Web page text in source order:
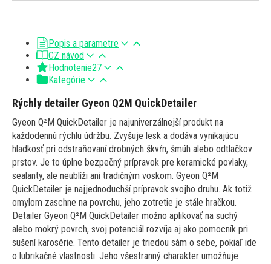
Popis a parametre
CZ návod
Hodnotenie27
Kategórie
Rýchly detailer Gyeon Q2M QuickDetailer
Gyeon Q²M QuickDetailer je najuniverzálnejší produkt na
každodennú rýchlu údržbu. Zvyšuje lesk a dodáva vynikajúcu
hladkosť pri odstraňovaní drobných škvŕn, šmúh alebo odtlačkov
prstov. Je to úplne bezpečný prípravok pre keramické povlaky,
sealanty, ale neublíži ani tradičným voskom. Gyeon Q²M
QuickDetailer je najjednoduchší prípravok svojho druhu. Ak totiž
omylom zaschne na povrchu, jeho zotretie je stále hračkou.
Detailer Gyeon Q²M QuickDetailer možno aplikovať na suchý
alebo mokrý povrch, svoj potenciál rozvíja aj ako pomocník pri
sušení karosérie. Tento detailer je triedou sám o sebe, pokiaľ ide
o lubrikačné vlastnosti. Jeho všestranný charakter umožňuje